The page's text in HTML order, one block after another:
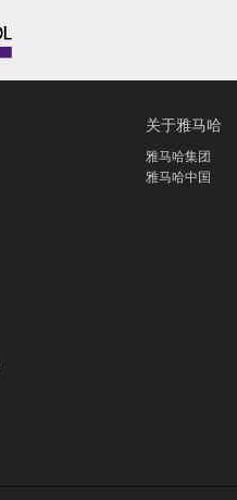
关于雅马哈
雅马哈集团
雅马哈中国